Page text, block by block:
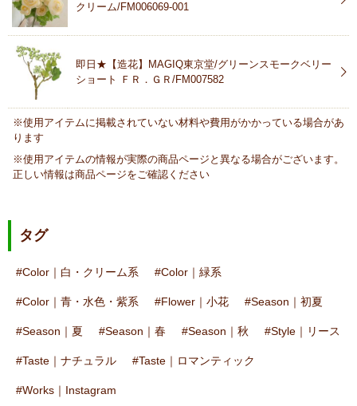
クリーム/FM006069-001
即日★【造花】MAGIQ東京堂/グリーンスモークベリー
ショート ＦＲ．ＧＲ/FM007582
※使用アイテムに掲載されていない材料や費用がかかっている場合があ
ります
※使用アイテムの情報が実際の商品ページと異なる場合がございます。
正しい情報は商品ページをご確認ください
タグ
Color｜白・クリーム系 Color｜緑系
Color｜青・水色・紫系 Flower｜小花 Season｜初夏
Season｜夏 Season｜春 Season｜秋 Style｜リース
Taste｜ナチュラル Taste｜ロマンティック
Works｜Instagram